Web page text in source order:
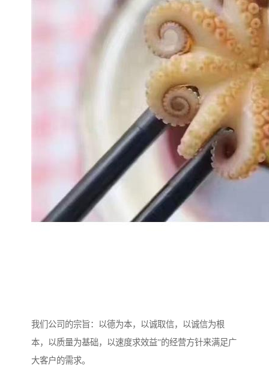
我们公司的宗旨：以德为本，以诚取信，以诚信为根
本，以质量为基础，以速度求效益”的经营方针来满足广
大客户的需求。